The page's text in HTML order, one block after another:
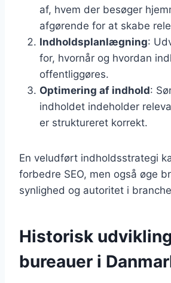
af, hvem der besøger
afgørende for at skabe
Indholdsplanlægning:
for, hvornår og hvordan
offentliggøres.
Optimering af indhold:
indholdet indeholder
er struktureret korrekt.
En veludført indholdsstrategi
forbedre SEO, men også øge
synlighed og autoritet i
Historisk
bureauer i